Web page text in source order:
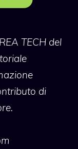
TECH del
di